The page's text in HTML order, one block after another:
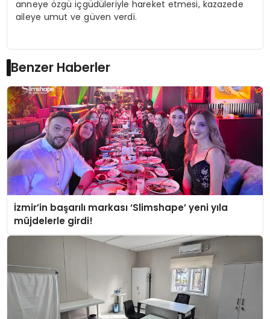
anneye özgü içgüdüleriyle hareket etmesi, kazazede
aileye umut ve güven verdi.
Benzer Haberler
İzmir’in başarılı markası ‘Slimshape’ yeni yıla
müjdelerle girdi!